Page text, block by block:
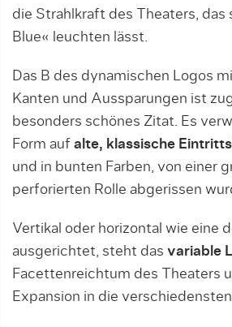
die Strahlkraft des Theaters, das
Blue« leuchten lässt.
Das B des dynamischen Logos
Kanten und Aussparungen ist
besonders schönes Zitat. Es
Form auf alte, klassische
und in bunten Farben, von einer
perforierten Rolle abgerissen
Vertikal oder horizontal wie eine
ausgerichtet, steht das variable
Facettenreichtum des Theaters
Expansion in die